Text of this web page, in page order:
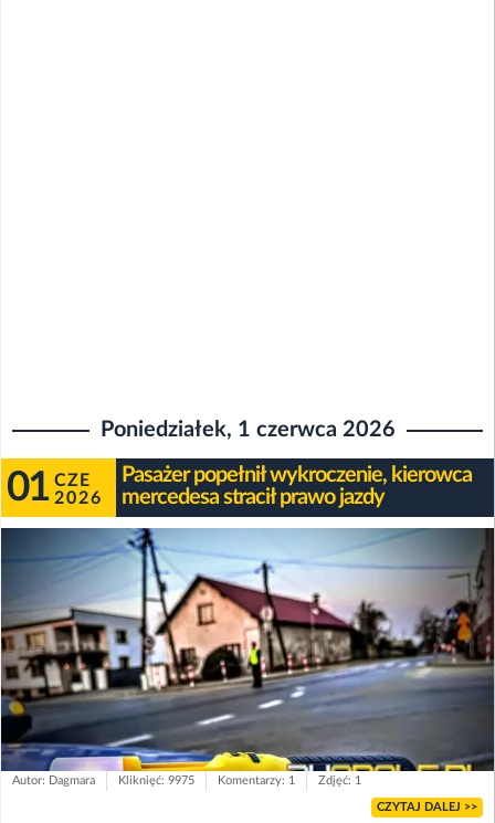
Poniedziałek, 1 czerwca 2026
01 CZE
2026
Pasażer popełnił wykroczenie, kierowca
mercedesa stracił prawo jazdy
Autor: Dagmara Kliknięć: 9975 Komentarzy: 1 Zdjęć: 1
CZYTAJ DALEJ >>